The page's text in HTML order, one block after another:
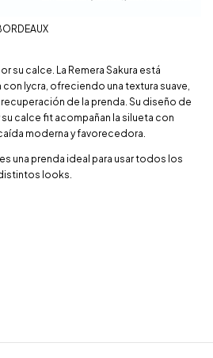
su calce. La Remera Sakura está
lycra, ofreciendo una textura suave,
de la prenda. Su diseño de
su calce fit acompañan la silueta con
moderna y favorecedora.
una prenda ideal para usar todos los
looks.